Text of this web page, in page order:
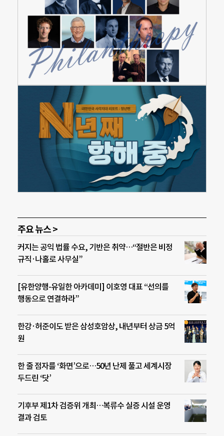
주요 뉴스 >
커지는 공익 법률 수요, 기반은 취약…“절반은 비정
규직·나홀로 사무실”
[유한양행-유일한 아카데미] 이호영 대표 “선의를
행동으로 연결하라”
한강·허준이도 받은 삼성호암상, 내년부터 상금 5억
원
한 줄 점자를 ‘화면’으로…50년 난제 풀고 세계시장
두드린 ‘닷’
기후부 제1차 검증위 개최…복류수 실증 시설 운영
결과 검토